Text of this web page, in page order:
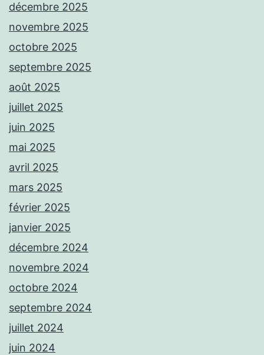
décembre 2025
novembre 2025
octobre 2025
septembre 2025
août 2025
juillet 2025
juin 2025
mai 2025
avril 2025
mars 2025
février 2025
janvier 2025
décembre 2024
novembre 2024
octobre 2024
septembre 2024
juillet 2024
juin 2024